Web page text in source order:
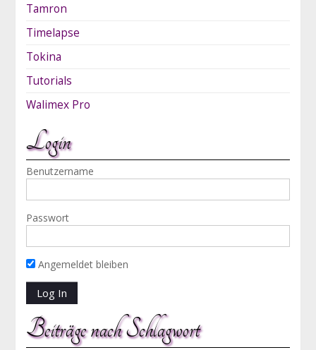
Tamron
Timelapse
Tokina
Tutorials
Walimex Pro
Login
Benutzername
Passwort
Angemeldet bleiben
Beiträge nach Schlagwort